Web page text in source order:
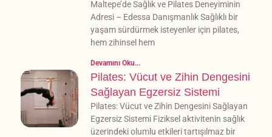
Maltepe’de Sağlık ve Pilates Deneyiminin
Adresi – Edessa Danışmanlık Sağlıklı bir
yaşam sürdürmek isteyenler için pilates,
hem zihinsel hem
Devamını Oku...
Pilates: Vücut ve Zihin Dengesini
Sağlayan Egzersiz Sistemi
Pilates: Vücut ve Zihin Dengesini Sağlayan
Egzersiz Sistemi Fiziksel aktivitenin sağlık
üzerindeki olumlu etkileri tartışılmaz bir